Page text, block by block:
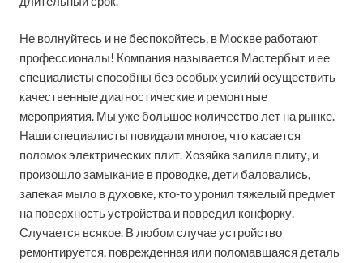
Не волнуйтесь и не беспокойтесь, в Москве работают
профессионалы! Компания называется Мастербыт и ее
специалисты способны без особых усилий осуществить
качественные диагностические и ремонтные
мероприятия. Мы уже большое количество лет на рынке.
Наши специалисты повидали многое, что касается
поломок электрических плит. Хозяйка залила плиту, и
произошло замыкание в проводке, дети баловались,
запекая мыло в духовке, кто-то уронил тяжелый предмет
на поверхность устройства и повредил конфорку.
Случается всякое. В любом случае устройство
ремонтируется, поврежденная или поломавшаяся деталь